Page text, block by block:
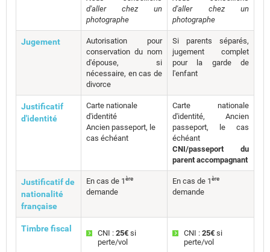
d'aller chez un
photographe
d'aller chez un
photographe
Jugement
Autorisation pour
conservation du nom
d'épouse, si
nécessaire, en cas de
divorce
Si parents séparés,
jugement complet
pour la garde de
l'enfant
Justificatif
d'identité
Carte nationale
d'identité
Ancien passeport, le
cas échéant
Carte nationale
d'identité, Ancien
passeport, le cas
échéant
CNI/passeport du
parent accompagnant
Justificatif de
nationalité
française
En cas de 1ère
demande
En cas de 1ère
demande
Timbre fiscal CNI : 25€ si
perte/vol
CNI : 25€ si
perte/vol